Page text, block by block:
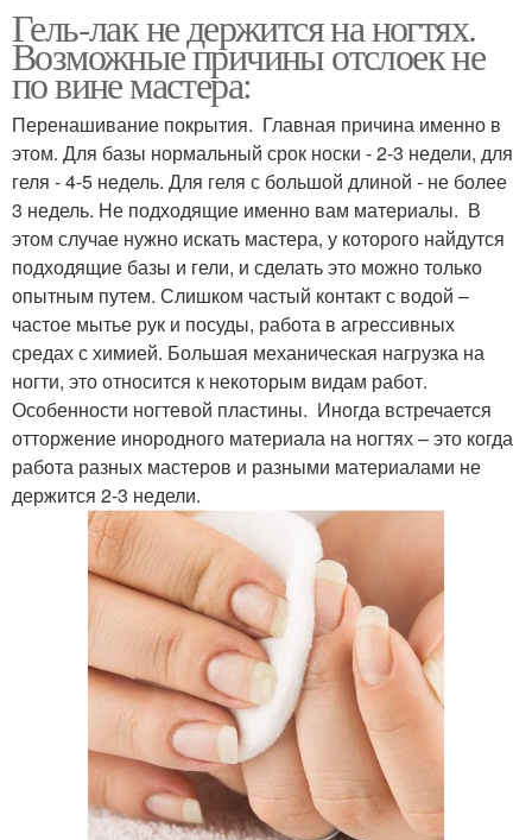
Гель-лак не держится на ногтях.
Возможные причины отслоек не
по вине мастера:
Перенашивание покрытия. Главная причина именно в
этом. Для базы нормальный срок носки - 2-3 недели, для
геля - 4-5 недель. Для геля с большой длиной - не более
3 недель. Не подходящие именно вам материалы. В
этом случае нужно искать мастера, у которого найдутся
подходящие базы и гели, и сделать это можно только
опытным путем. Слишком частый контакт с водой –
частое мытье рук и посуды, работа в агрессивных
средах с химией. Большая механическая нагрузка на
ногти, это относится к некоторым видам работ.
Особенности ногтевой пластины. Иногда встречается
отторжение инородного материала на ногтях – это когда
работа разных мастеров и разными материалами не
держится 2-3 недели.